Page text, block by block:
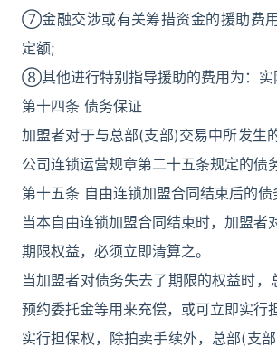
⑦金融交涉或有关筹措资金的援助费
定额;
⑧其他进行特别指导援助的费用为：实
第十四条 债务保证
加盟者对于与总部(支部)交易中所发生
公司连锁运营规章第二十五条规定的债务
第十五条 自由连锁加盟合同结束后的债
当本自由连锁加盟合同结束时，加盟者
期限权益，必须立即清算之。
当加盟者对债务失去了期限的权益时
预约委托金等用来充偿，或可立即实行
实行担保权，除拍卖手续外，总部(支